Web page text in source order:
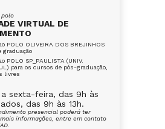
VIRTUAL DE
POLO OLIVEIRA DOS BREJINHOS
graduação
POLO SP_PAULISTA (UNIV.
para os cursos de pós-graduação,
livres
a sexta-feira, das 9h às
das 9h às 13h.
presencial poderá ter
informações, entre em contato